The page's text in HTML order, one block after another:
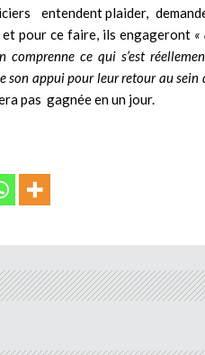
entendent plaider,
pour ce faire, ils engageront «
ce qui s’est
son appui pour leur retour au sein
pas gagnée en un jour.